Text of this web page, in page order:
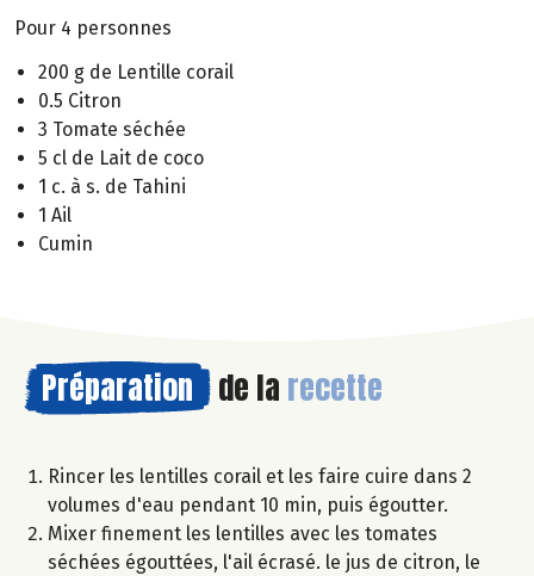
Pour 4 personnes
200 g de Lentille corail
0.5 Citron
3 Tomate séchée
5 cl de Lait de coco
1 c. à s. de Tahini
1 Ail
Cumin
Préparation de la recette
Rincer les lentilles corail et les faire cuire dans 2
volumes d'eau pendant 10 min, puis égoutter.
Mixer finement les lentilles avec les tomates
séchées égouttées, l'ail écrasé. le jus de citron, le